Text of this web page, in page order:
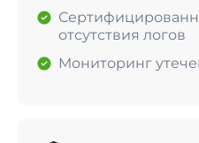
отсутствия логов
Мониторинг